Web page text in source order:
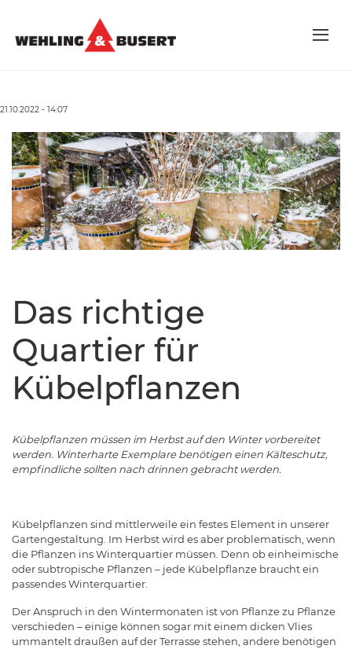
21.10.2022 - 14:07
Das richtige
Quartier für
Kübelpflanzen
Kübelpflanzen müssen im Herbst auf den Winter vorbereitet
werden. Winterharte Exemplare benötigen einen Kälteschutz,
empfindliche sollten nach drinnen gebracht werden.
Kübelpflanzen sind mittlerweile ein festes Element in unserer
Gartengestaltung. Im Herbst wird es aber problematisch, wenn
die Pflanzen ins Winterquartier müssen. Denn ob einheimische
oder subtropische Pflanzen – jede Kübelpflanze braucht ein
passendes Winterquartier.
Der Anspruch in den Wintermonaten ist von Pflanze zu Pflanze
verschieden – einige können sogar mit einem dicken Vlies
ummantelt draußen auf der Terrasse stehen, andere benötigen